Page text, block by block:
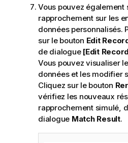
Vous pouvez
rapprochement sur les
données personnalisés.
sur le bouton Edit
de dialogue [Edit
Vous pouvez visualiser
données et les modifier
Cliquez sur le bouton
vérifiez les nouveaux
rapprochement simulé,
dialogue Match Result.